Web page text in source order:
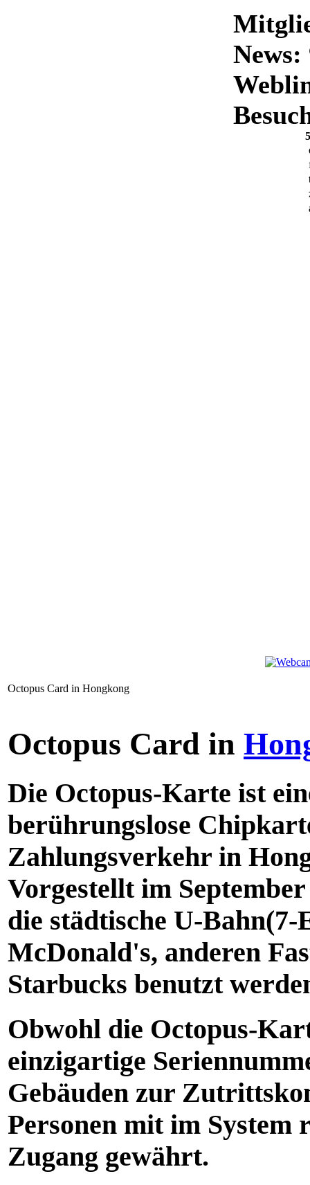
News:
Octopus Card in Hongkong
Octopus Card in
Die Octopus-Karte ist
berührungslose
Zahlungsverkehr in
Vorgestellt im
die städtische U-
McDonald's, anderen
Starbucks benutzt
Obwohl die Octopus-
einzigartige
Gebäuden zur
Personen mit im
Zugang gewährt.